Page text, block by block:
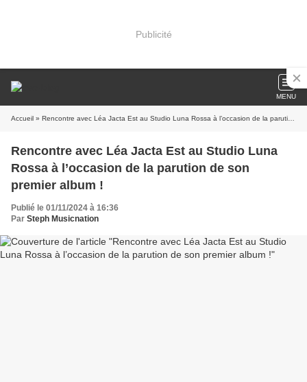
Publicité
MENU
Accueil » Rencontre avec Léa Jacta Est au Studio Luna Rossa à l’occasion de la parution de son premier album !
Rencontre avec Léa Jacta Est au Studio Luna
Rossa à l’occasion de la parution de son
premier album !
Publié le 01/11/2024 à 16:36
Par Steph Musicnation